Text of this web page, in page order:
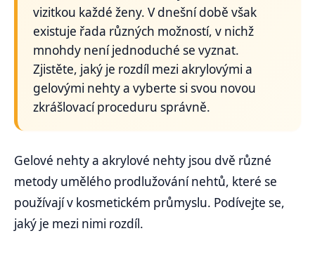
vizitkou každé ženy. V dnešní době však
existuje řada různých možností, v nichž
mnohdy není jednoduché se vyznat.
Zjistěte, jaký je rozdíl mezi akrylovými a
gelovými nehty a vyberte si svou novou
zkrášlovací proceduru správně.
Gelové nehty a akrylové nehty jsou dvě různé
metody umělého prodlužování nehtů, které se
používají v kosmetickém průmyslu. Podívejte se,
jaký je mezi nimi rozdíl.